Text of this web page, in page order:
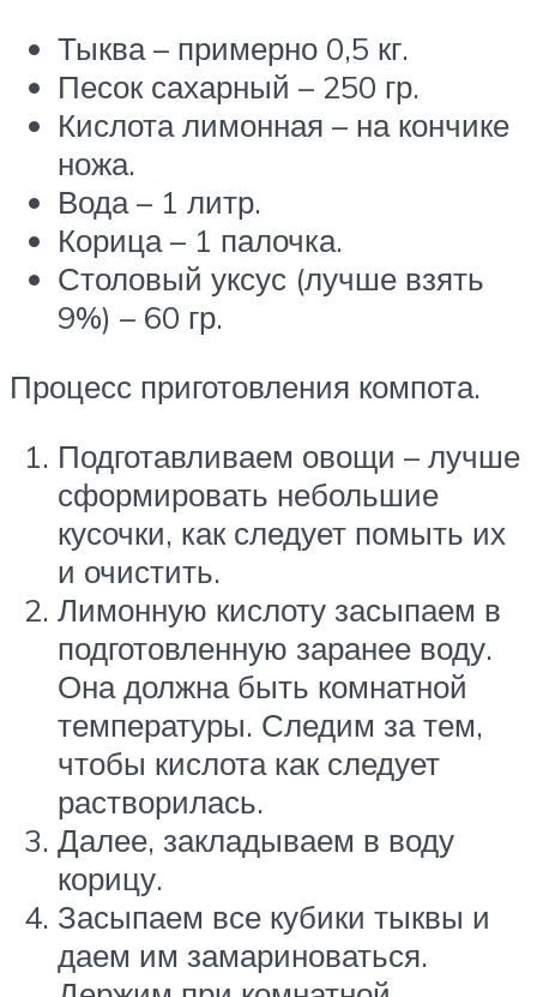
Тыква – примерно 0,5 кг.
Песок сахарный – 250 гр.
Кислота лимонная – на кончике
ножа.
Вода – 1 литр.
Корица – 1 палочка.
Столовый уксус (лучше взять
9%) – 60 гр.
Процесс приготовления компота.
Подготавливаем овощи – лучше
сформировать небольшие
кусочки, как следует помыть их
и очистить.
Лимонную кислоту засыпаем в
подготовленную заранее воду.
Она должна быть комнатной
температуры. Следим за тем,
чтобы кислота как следует
растворилась.
Далее, закладываем в воду
корицу.
Засыпаем все кубики тыквы и
даем им замариноваться.